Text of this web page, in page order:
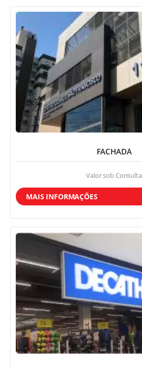
Página Inicial
Quem Somos
FACHADA
Valor sob Consulta
MAIS INFORMAÇÕES